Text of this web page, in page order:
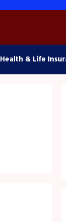
Health & Life